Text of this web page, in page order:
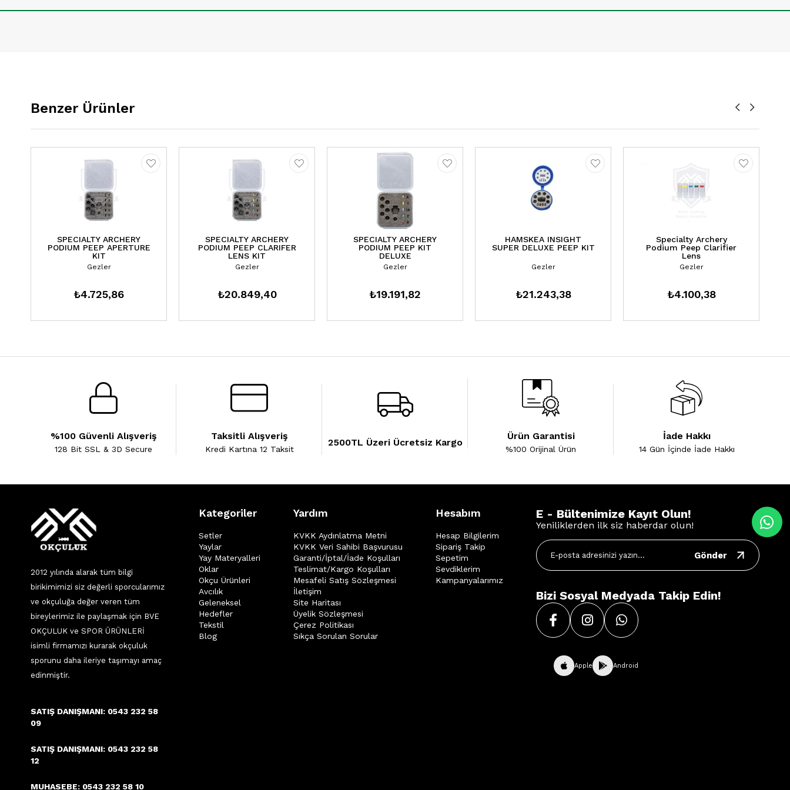
Benzer Ürünler
SPECIALTY ARCHERY
PODIUM PEEP APERTURE
KIT
Gezler
₺4.725,86
SPECIALTY ARCHERY
PODIUM PEEP CLARIFER
LENS KIT
Gezler
₺20.849,40
SPECIALTY ARCHERY
PODIUM PEEP KIT
DELUXE
Gezler
₺19.191,82
HAMSKEA INSIGHT
SUPER DELUXE PEEP KIT
Gezler
₺21.243,38
Specialty Archery
Podium Peep Clarifier
Lens
Gezler
₺4.100,38
%100 Güvenli Alışveriş
128 Bit SSL & 3D Secure
Taksitli Alışveriş
Kredi Kartına 12 Taksit
2500TL Üzeri Ücretsiz Kargo
Ürün Garantisi
%100 Orijinal Ürün
İade Hakkı
14 Gün İçinde İade Hakkı
2012 yılında alarak tüm bilgi
birikimimizi siz değerli sporcularımız
ve okçuluğa değer veren tüm
bireylerimiz ile paylaşmak için BVE
OKÇULUK ve SPOR ÜRÜNLERİ
isimli firmamızı kurarak okçuluk
sporunu daha ileriye taşımayı amaç
edinmiştir.
SATIŞ DANIŞMANI: 0543 232 58
09
SATIŞ DANIŞMANI: 0543 232 58
12
MUHASEBE: 0543 232 58 10
Kategoriler
Setler
Yaylar
Yay Materyalleri
Oklar
Okçu Ürünleri
Avcılık
Geleneksel
Hedefler
Tekstil
Blog
Yardım
KVKK Aydınlatma Metni
KVKK Veri Sahibi Başvurusu
Garanti/İptal/İade Koşulları
Teslimat/Kargo Koşulları
Mesafeli Satış Sözleşmesi
İletişim
Site Haritası
Üyelik Sözleşmesi
Çerez Politikası
Sıkça Sorulan Sorular
Hesabım
Hesap Bilgilerim
Sipariş Takip
Sepetim
Sevdiklerim
Kampanyalarımız
E - Bültenimize Kayıt Olun!
Yeniliklerden ilk siz haberdar olun!
Gönder
Bizi Sosyal Medyada Takip Edin!
Apple Android